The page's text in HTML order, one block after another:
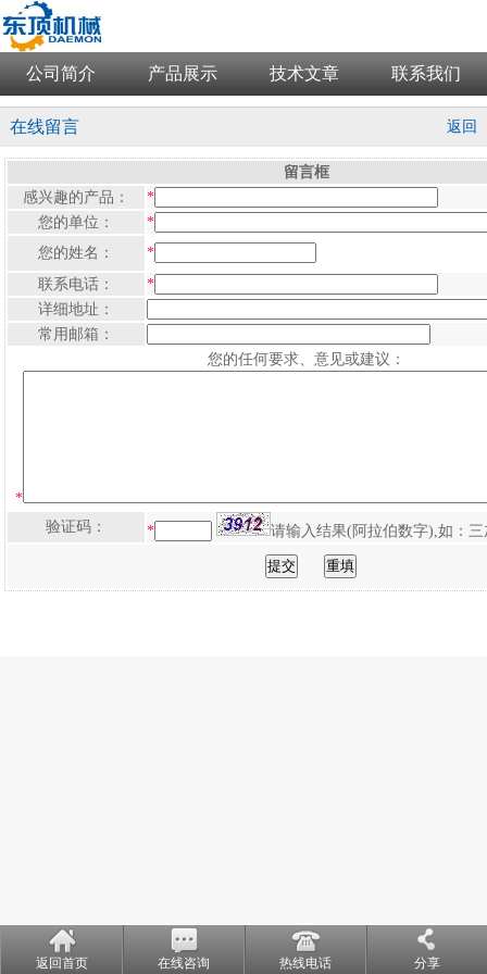
公司简介 产品展示 技术文章 联系我们
在线留言 返回
留言框
感兴趣的产品：
*
您的单位：
*
您的姓名：
*
联系电话：
*
详细地址：
常用邮箱：
您的任何要求、意见或建议：
*
验证码：
* 请输入结果(阿拉伯数字),如：三
返回首页 在线咨询 热线电话 分享